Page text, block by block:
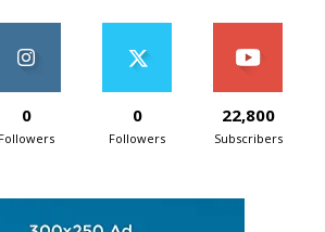
0
Followers
0
Followers
22,800
Subscribers